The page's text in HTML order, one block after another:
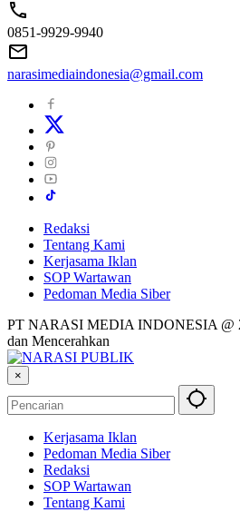
0851-9929-9940
narasimediaindonesia@gmail.com
Redaksi
Tentang Kami
Kerjasama Iklan
SOP Wartawan
Pedoman Media Siber
PT NARASI MEDIA INDONESIA @
dan Mencerahkan
×
Kerjasama Iklan
Pedoman Media Siber
Redaksi
SOP Wartawan
Tentang Kami